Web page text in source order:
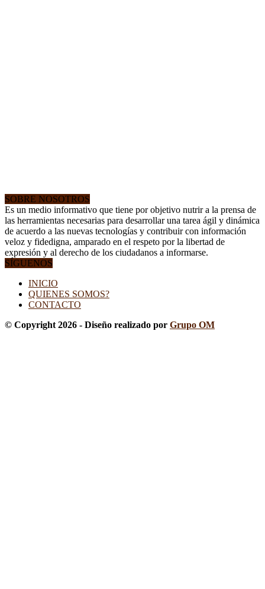
SOBRE NOSOTROS
Es un medio informativo que tiene por objetivo nutrir a la prensa de
las herramientas necesarias para desarrollar una tarea ágil y dinámica
de acuerdo a las nuevas tecnologías y contribuir con información
veloz y fidedigna, amparado en el respeto por la libertad de
expresión y al derecho de los ciudadanos a informarse.
SÍGUENOS
INICIO
QUIENES SOMOS?
CONTACTO
© Copyright 2026 - Diseño realizado por Grupo OM